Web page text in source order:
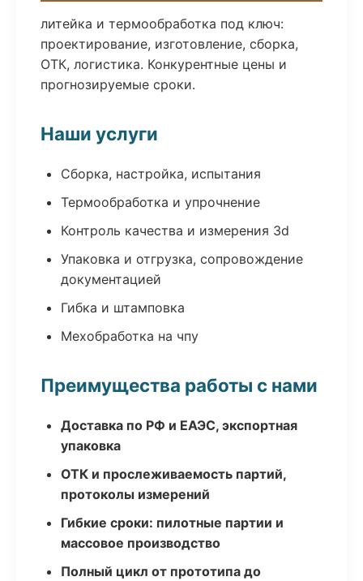
литейка и термообработка под ключ:
проектирование, изготовление, сборка,
ОТК, логистика. Конкурентные цены и
прогнозируемые сроки.
Наши услуги
Сборка, настройка, испытания
Термообработка и упрочнение
Контроль качества и измерения 3d
Упаковка и отгрузка, сопровождение
документацией
Гибка и штамповка
Мехобработка на чпу
Преимущества работы с нами
Доставка по РФ и ЕАЭС, экспортная
упаковка
ОТК и прослеживаемость партий,
протоколы измерений
Гибкие сроки: пилотные партии и
массовое производство
Полный цикл от прототипа до